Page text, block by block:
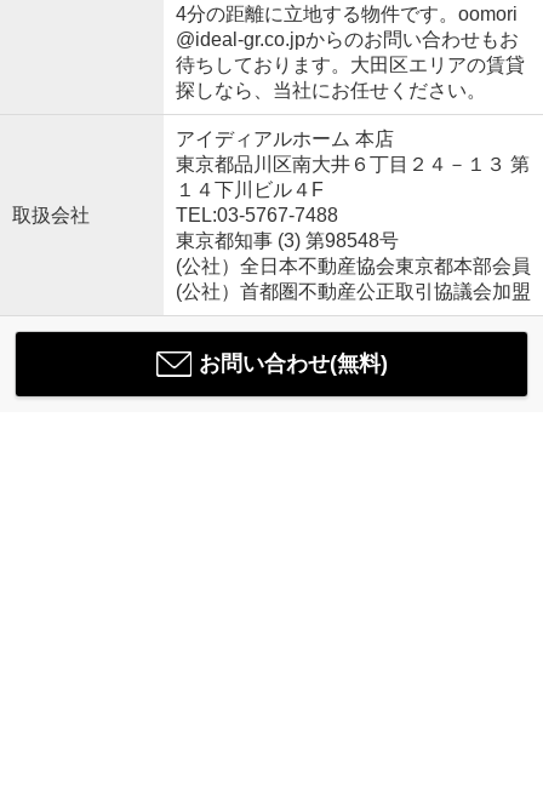
4分の距離に立地する物件です。oomori
@ideal-gr.co.jpからのお問い合わせもお
待ちしております。大田区エリアの賃貸
探しなら、当社にお任せください。
取扱会社
アイディアルホーム 本店
東京都品川区南大井６丁目２４－１３ 第
１４下川ビル４F
TEL:03-5767-7488
東京都知事 (3) 第98548号
(公社）全日本不動産協会東京都本部会員
(公社）首都圏不動産公正取引協議会加盟
お問い合わせ(無料)